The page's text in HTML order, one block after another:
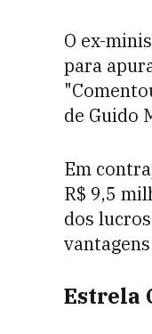
O ex-
para
de Guido
Em
R$ 9,5
dos
Estrela